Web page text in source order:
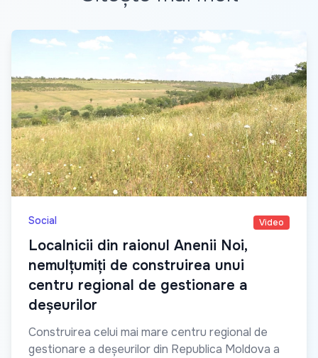
Social Video
Localnicii din raionul Anenii Noi,
nemulțumiți de construirea unui
centru regional de gestionare a
deșeurilor
Construirea celui mai mare centru regional de
gestionare a deșeurilor din Republica Moldova a